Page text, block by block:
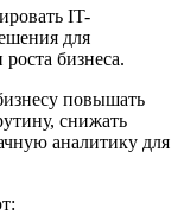
IT-
для
бизнеса.
повышать
снижать
аналитику для